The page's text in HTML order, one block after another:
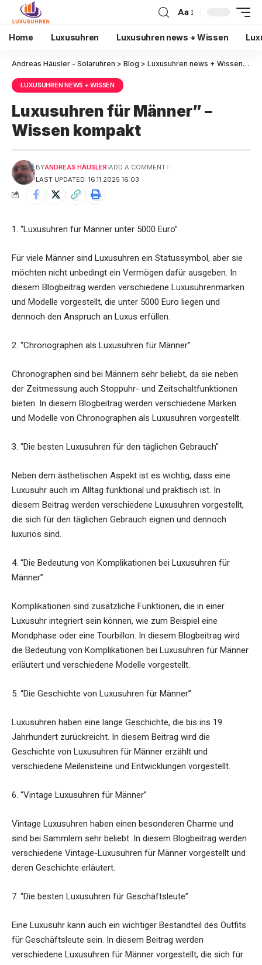
Aa
Home Luxusuhren Luxusuhren news + Wissen
Andreas Häusler - Solaruhren > Blog > Luxusuhren news + Wissen>
LUXUSUHREN NEWS + WISSEN
Luxusuhren für Männer” –
Wissen kompakt
LAST UPDATED: 16.11.2025 16:03
BYANDREAS HÄUSLER ADD A COMMENT
1. “Luxusuhren für Männer unter 5000 Euro”
Für viele Männer sind Luxusuhren ein Statussymbol, aber sie
möchten nicht unbedingt ein Vermögen dafür ausgeben. In
diesem Blogbeitrag werden verschiedene Luxusuhrenmarken
und Modelle vorgestellt, die unter 5000 Euro liegen und
dennoch den Anspruch an Luxus erfüllen.
2. “Chronographen als Luxusuhren für Männer”
Chronographen sind bei Männern sehr beliebt, da sie neben
der Zeitmessung auch Stoppuhr- und Zeitschaltfunktionen
bieten. In diesem Blogbeitrag werden verschiedene Marken
und Modelle von Chronographen als Luxusuhren vorgestellt.
3. “Die besten Luxusuhren für den täglichen Gebrauch”
Neben dem ästhetischen Aspekt ist es wichtig, dass eine
Luxusuhr auch im Alltag funktional und praktisch ist. In
diesem Beitrag werden verschiedene Luxusuhren vorgestellt,
die sich für den täglichen Gebrauch eignen und dennoch
luxuriös sind.
4. “Die Bedeutung von Komplikationen bei Luxusuhren für
Männer”
Komplikationen sind zusätzliche Funktionen, die in einer
Luxusuhr integriert sein können, wie zum Beispiel eine
Mondphase oder eine Tourbillon. In diesem Blogbeitrag wird
die Bedeutung von Komplikationen bei Luxusuhren für Männer
erläutert und verschiedene Modelle vorgestellt.
5. “Die Geschichte von Luxusuhren für Männer”
Luxusuhren haben eine lange Geschichte, die bis ins 19.
Jahrhundert zurückreicht. In diesem Beitrag wird die
Geschichte von Luxusuhren für Männer erzählt und
verschiedene Meilensteine und Entwicklungen vorgestellt.
6. “Vintage Luxusuhren für Männer”
Vintage Luxusuhren haben einen besonderen Charme und
sind bei Sammlern sehr beliebt. In diesem Blogbeitrag werden
verschiedene Vintage-Luxusuhren für Männer vorgestellt und
deren Geschichte erläutert.
7. “Die besten Luxusuhren für Geschäftsleute”
Eine Luxusuhr kann auch ein wichtiger Bestandteil des Outfits
für Geschäftsleute sein. In diesem Beitrag werden
verschiedene Luxusuhren für Männer vorgestellt, die sich für